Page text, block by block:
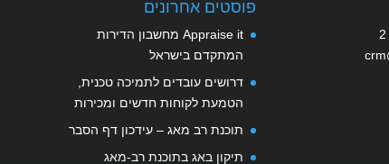
פוסטים אחרונים
Appraise it מחשבון הדירות
המתקדם בישראל
דרושים עובדים לתמיכה טכנית,
הטמעת לקוחות חדשים ומכירות
תוכנת רב מאג – עידכון דף הסבר
תיקון באג בתוכנת רב-מאג